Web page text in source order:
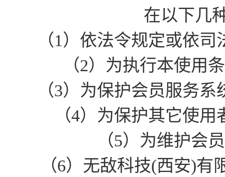
在以下几
（1）依法令规定或依
（2）为执行本使用
（3）为保护会员服务
（4）为保护其它使
（5）为维护会
（6）无敌科技(西安)